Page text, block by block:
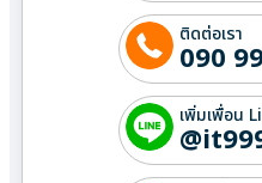
ติดต่อเรา
090
เพิ่มเพื่อน